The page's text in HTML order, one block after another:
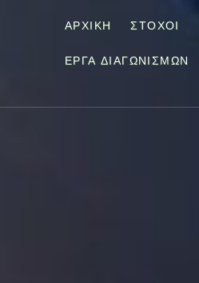
ΑΡΧΙΚΉ ΣΤΌΧΟΙ
ΈΡΓΑ ΔΙΑΓΩΝΙΣΜΏΝ